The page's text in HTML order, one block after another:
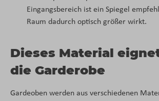
Eingangsbereich ist ein Spiegel
Raum dadurch optisch größer wirkt.
Dieses Material
die Garderobe
Gardeoben werden aus verschiedenen